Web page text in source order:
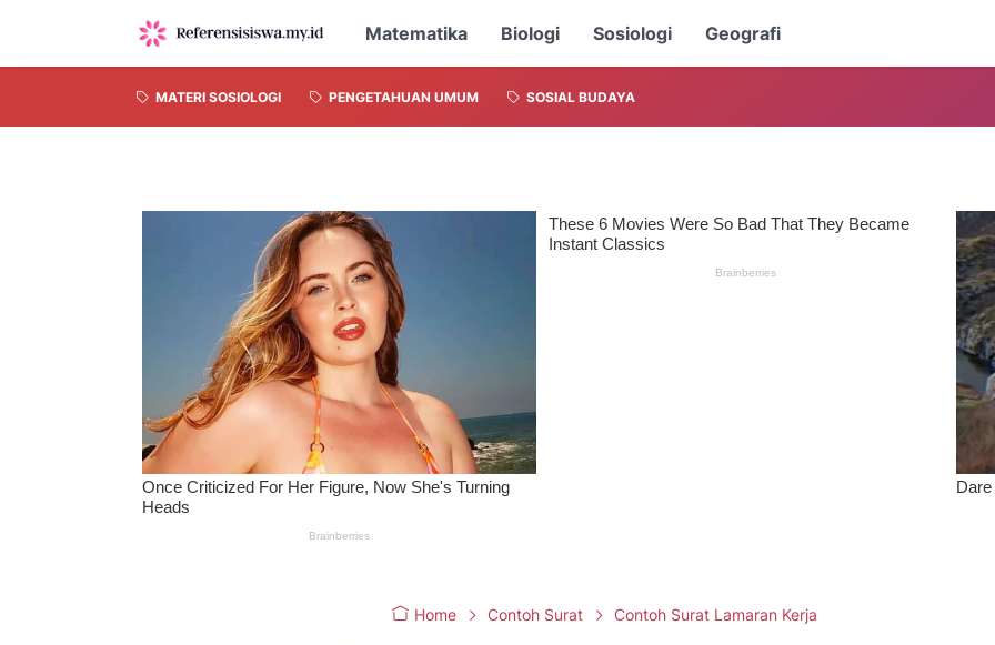
Matematika Biologi Sosiologi Geografi
MATERI SOSIOLOGI PENGETAHUAN UMUM SOSIAL BUDAYA
Home Contoh Surat Contoh Surat Lamaran Kerja